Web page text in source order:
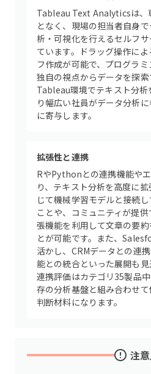
Tableau Text Analyticsは、
となく、現場の担当者自身
析・可視化を行えるセルフ
ています。ドラッグ操作に
フ作成が可能で、プログラ
独自の視点からデータを探
Tableau環境でテキスト分析
り幅広い社員がデータ分析
に寄与します。
拡張性と連携
RやPythonとの連携機能や
り、テキスト分析を高度に
じて機械学習モデルと接続
ことや、コミュニティが提
張機能を利用して文章の要
とが可能です。また、
活かし、CRMデータとの連
能との統合といった展開も
連携評価はカテゴリ35製品
存の分析基盤と組み合わせ
判断材料になります。
注